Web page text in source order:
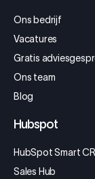
Ons bedrijf
Vacatures
Gratis
Ons team
Blog
Hubspot
HubSpot Smart
Sales Hub